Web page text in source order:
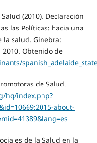
(2010). Declaración
las Políticas: hacia una
la salud. Ginebra:
Obtenido de
de Salud.
hq/index.php?
about-
de la Salud en la